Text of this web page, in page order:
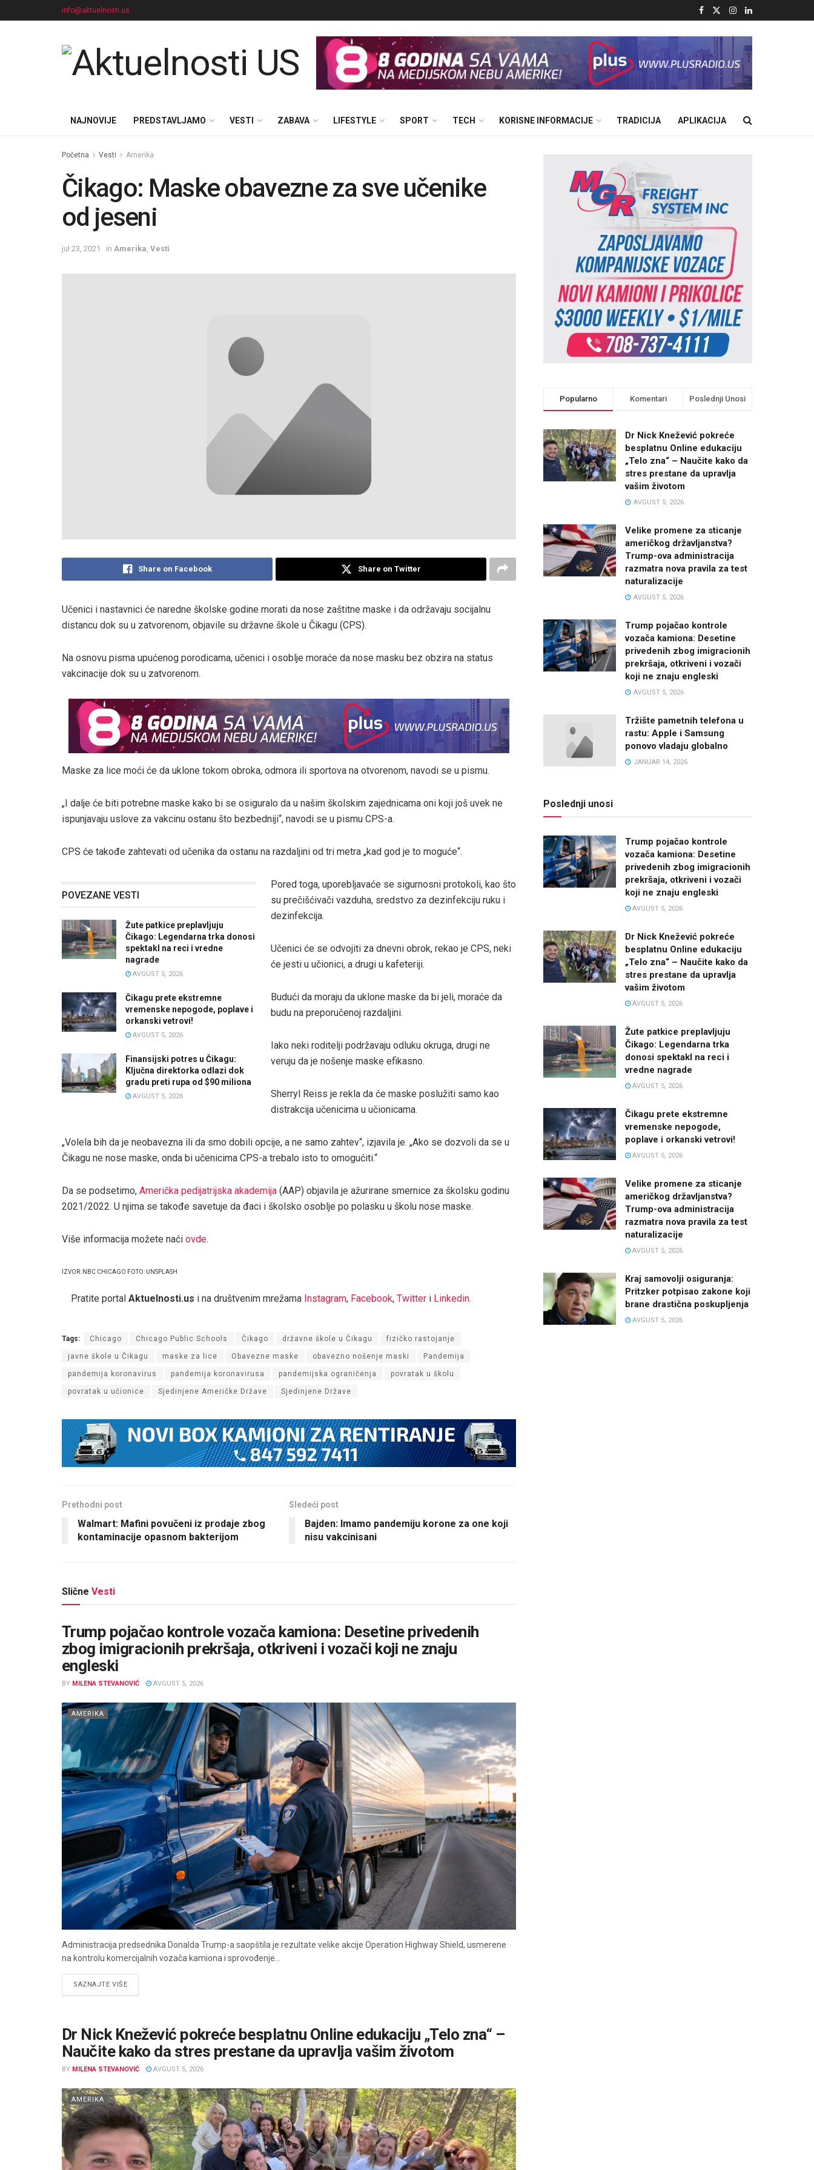
info@aktuelnosti.us
NAJNOVIJE PREDSTAVLJAMO VESTI ZABAVA LIFESTYLE SPORT TECH KORISNE INFORMACIJE TRADICIJA APLIKACIJA
Početna Vesti Amerika
Čikago: Maske obavezne za sve učenike
od jeseni
jul 23, 2021 in Amerika Vesti
Share on Facebook Share on Twitter
Učenici i nastavnici će naredne školske godine morati da nose zaštitne maske i da održavaju socijalnu
distancu dok su u zatvorenom, objavile su državne škole u ​​Čikagu (CPS).
Na osnovu pisma upućenog porodicama, učenici i osoblje moraće da nose masku bez obzira na status
vakcinacije dok su u zatvorenom.
Maske za lice moći će da uklone tokom obroka, odmora ili sportova na otvorenom, navodi se u pismu.
„I dalje će biti potrebne maske kako bi se osiguralo da u našim školskim zajednicama oni koji još uvek ne
ispunjavaju uslove za vakcinu ostanu što bezbedniji“, navodi se u pismu CPS-a.
CPS će takođe zahtevati od učenika da ostanu na razdaljini od tri metra „kad god je to moguće“.
POVEZANE VESTI
Žute patkice preplavljuju
Čikago: Legendarna trka donosi
spektakl na reci i vredne
nagrade
AVGUST 5, 2026
Čikagu prete ekstremne
vremenske nepogode, poplave i
orkanski vetrovi!
AVGUST 5, 2026
Finansijski potres u Čikagu:
Ključna direktorka odlazi dok
gradu preti rupa od $90 miliona
AVGUST 5, 2026
Pored toga, uporebljavaće se sigurnosni protokoli, kao što
su prečišćivači vazduha, sredstvo za dezinfekciju ruku i
dezinfekcija.
Učenici će se odvojiti za dnevni obrok, rekao je CPS, neki
će jesti u učionici, a drugi u kafeteriji.
Budući da moraju da uklone maske da bi jeli, moraće da
budu na preporučenoj razdaljini.
Iako neki roditelji podržavaju odluku okruga, drugi ne
veruju da je nošenje maske efikasno.
Sherryl Reiss je rekla da će maske poslužiti samo kao
distrakcija učenicima u učionicama.
„Volela bih da je neobavezna ili da smo dobili opcije, a ne samo zahtev“, izjavila je. „Ako se dozvoli da se u
Čikagu ne nose maske, onda bi učenicima CPS-a trebalo isto to omogućiti.“
Da se podsetimo, Američka pedijatrijska akademija (AAP) objavila je ažurirane smernice za školsku godinu
2021/2022. U njima se takođe savetuje da đaci i školsko osoblje po polasku u školu nose maske.
Više informacija možete naći ovde.
IZVOR: NBC CHICAGO FOTO: UNSPLASH
Pratite portal Aktuelnosti.us i na društvenim mrežama Instagram, Facebook, Twitter i Linkedin.
Tags: Chicago Chicago Public Schools Čikago državne škole u Čikagu fizičko rastojanje
javne škole u Čikagu maske za lice Obavezne maske obavezno nošenje maski Pandemija
pandemija koronavirus pandemija koronavirusa pandemijska ograničenja povratak u školu
povratak u učionice Sjedinjene Američke Države Sjedinjene Države
Prethodni post
Walmart: Mafini povučeni iz prodaje zbog
kontaminacije opasnom bakterijom
Sledeći post
Bajden: Imamo pandemiju korone za one koji
nisu vakcinisani
Slične Vesti
Trump pojačao kontrole vozača kamiona: Desetine privedenih
zbog imigracionih prekršaja, otkriveni i vozači koji ne znaju
engleski
BY MILENA STEVANOVIĆ AVGUST 5, 2026
AMERIKA
Administracija predsednika Donalda Trump-a saopštila je rezultate velike akcije Operation Highway Shield, usmerene
na kontrolu komercijalnih vozača kamiona i sprovođenje...
SAZNAJTE VIŠEDETAILS
Dr Nick Knežević pokreće besplatnu Online edukaciju „Telo zna“ –
Naučite kako da stres prestane da upravlja vašim životom
BY MILENA STEVANOVIĆ AVGUST 5, 2026
AMERIKA
Popularno Komentari Poslednji Unosi
Dr Nick Knežević pokreće
besplatnu Online edukaciju
„Telo zna“ – Naučite kako da
stres prestane da upravlja
vašim životom
AVGUST 5, 2026
Velike promene za sticanje
američkog državljanstva?
Trump-ova administracija
razmatra nova pravila za test
naturalizacije
AVGUST 5, 2026
Trump pojačao kontrole
vozača kamiona: Desetine
privedenih zbog imigracionih
prekršaja, otkriveni i vozači
koji ne znaju engleski
AVGUST 5, 2026
Tržište pametnih telefona u
rastu: Apple i Samsung
ponovo vladaju globalno
JANUAR 14, 2026
Poslednji unosi
Trump pojačao kontrole
vozača kamiona: Desetine
privedenih zbog imigracionih
prekršaja, otkriveni i vozači
koji ne znaju engleski
AVGUST 5, 2026
Dr Nick Knežević pokreće
besplatnu Online edukaciju
„Telo zna“ – Naučite kako da
stres prestane da upravlja
vašim životom
AVGUST 5, 2026
Žute patkice preplavljuju
Čikago: Legendarna trka
donosi spektakl na reci i
vredne nagrade
AVGUST 5, 2026
Čikagu prete ekstremne
vremenske nepogode,
poplave i orkanski vetrovi!
AVGUST 5, 2026
Velike promene za sticanje
američkog državljanstva?
Trump-ova administracija
razmatra nova pravila za test
naturalizacije
AVGUST 5, 2026
Kraj samovolji osiguranja:
Pritzker potpisao zakone koji
brane drastična poskupljenja
AVGUST 5, 2026